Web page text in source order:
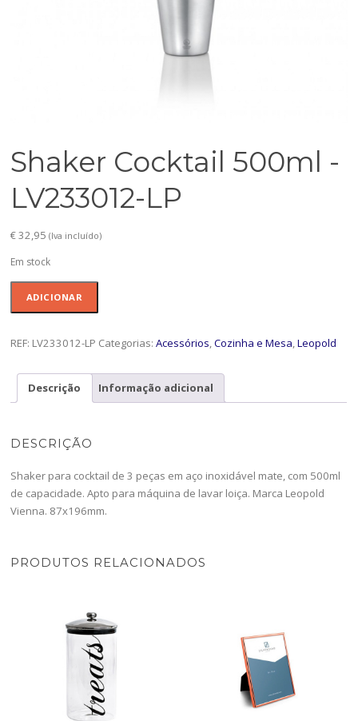
Shaker Cocktail 500ml -
LV233012-LP
€32,95 (Iva incluído)
Em stock
Cocktail
LV233012-
ADICIONAR
REF: LV233012-LP Categorias:Acessórios,Cozinha e Mesa,Leopold
Descrição Informação adicional
DESCRIÇÃO
Shaker para cocktail de 3 peças em aço inoxidável mate, com 500ml
de capacidade. Apto para máquina de lavar loiça. Marca Leopold
Vienna. 87x196mm.
PRODUTOS RELACIONADOS